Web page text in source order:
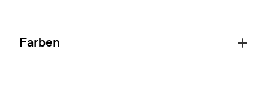
Farben